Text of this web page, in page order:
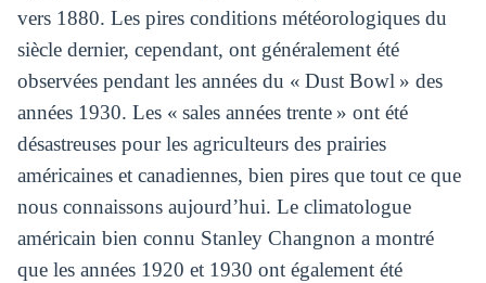
vers 1880. Les pires conditions météorologiques du
siècle dernier, cependant, ont généralement été
observées pendant les années du « Dust Bowl » des
années 1930. Les « sales années trente » ont été
désastreuses pour les agriculteurs des prairies
américaines et canadiennes, bien pires que tout ce que
nous connaissons aujourd’hui. Le climatologue
américain bien connu Stanley Changnon a montré
que les années 1920 et 1930 ont également été